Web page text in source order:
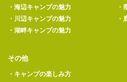
・ 海辺キャンプの魅力
・ 川辺キャンプの魅力
・ 湖畔キャンプの魅力
・
・
その他
・ キャンプの楽しみ方